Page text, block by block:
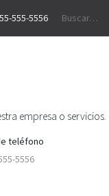
Historias de éxito
555-5556
empresa o servicios.
teléfono